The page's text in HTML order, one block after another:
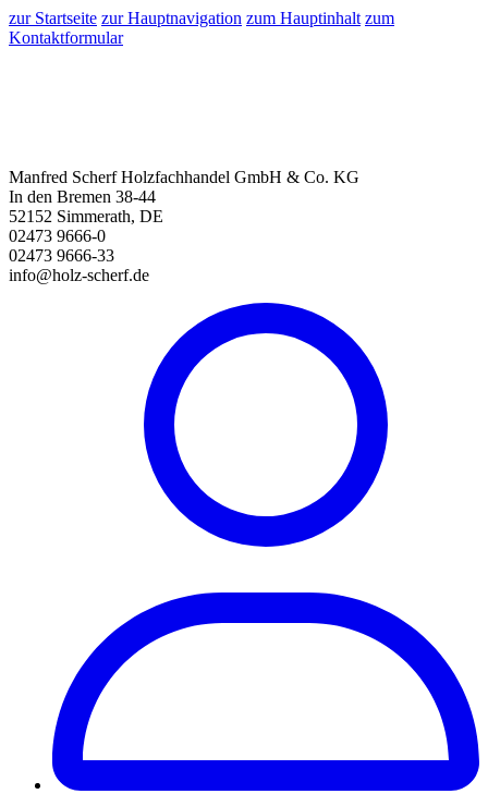
zur Startseite zur Hauptnavigation zum Hauptinhalt zum
Kontaktformular
Manfred Scherf Holzfachhandel GmbH & Co. KG
In den Bremen 38-44
52152 Simmerath, DE
02473 9666-0
02473 9666-33
info@holz-scherf.de